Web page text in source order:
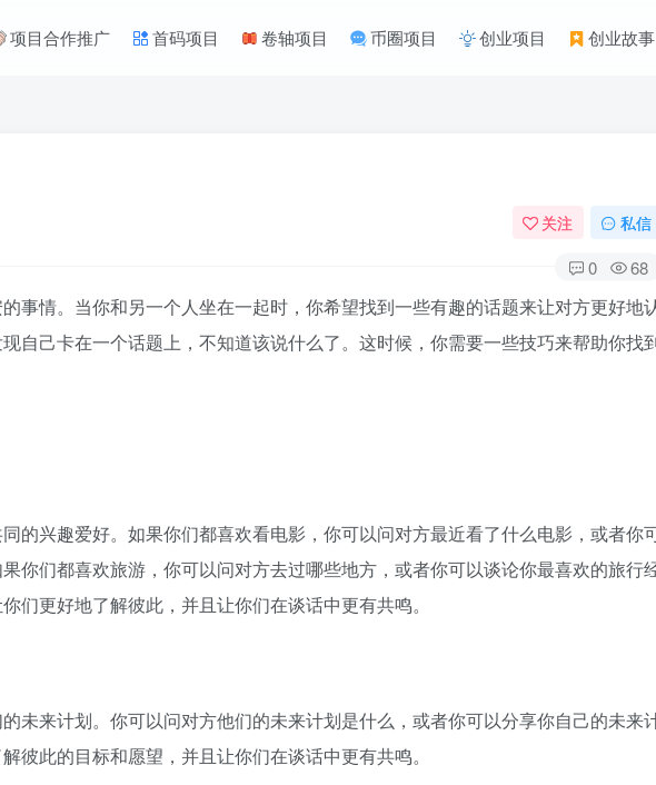
项目合作推广 首码项目 卷轴项目 币圈项目 创业项目 创业故事
关注 私信
0 68
事情。当你和另一个人坐在一起时，你希望找到一些有趣的话题来让对方更好地
自己卡在一个话题上，不知道该说什么了。这时候，你需要一些技巧来帮助你找
的兴趣爱好。如果你们都喜欢看电影，你可以问对方最近看了什么电影，或者你
你们都喜欢旅游，你可以问对方去过哪些地方，或者你可以谈论你最喜欢的旅行
们更好地了解彼此，并且让你们在谈话中更有共鸣。
未来计划。你可以问对方他们的未来计划是什么，或者你可以分享你自己的未来
彼此的目标和愿望，并且让你们在谈话中更有共鸣。